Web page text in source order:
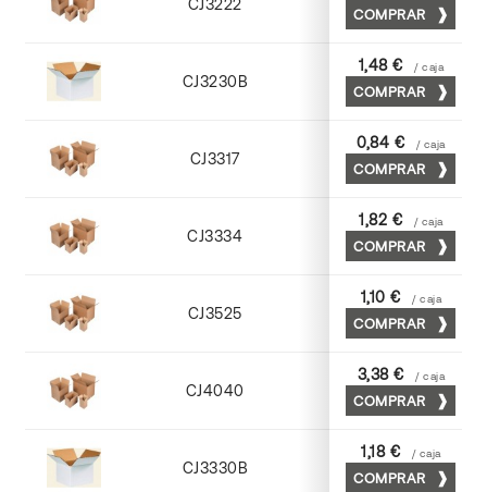
CJ3222
Kraft
COMPRAR
CJ3230B
Blanco
1,48 € / caja
COMPRAR
CJ3317
Kraft
0,84 € / caja
COMPRAR
CJ3334
Cuero
1,82 € / caja
COMPRAR
CJ3525
Kraft
1,10 € / caja
COMPRAR
CJ4040
Cuero
3,38 € / caja
COMPRAR
CJ3330B
Blanco
1,18 € / caja
COMPRAR